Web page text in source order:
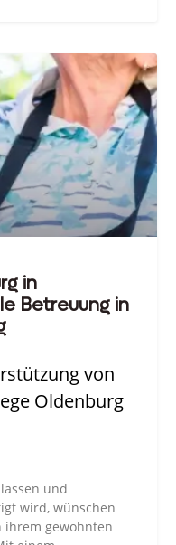
in
Betreuung in
von
Oldenburg
und
wird, wünschen
ihrem gewohnten